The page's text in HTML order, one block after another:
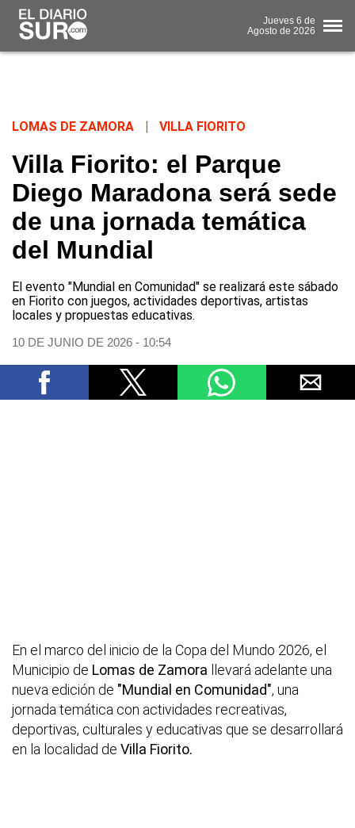
Jueves 6 de
Agosto de 2026
LOMAS DE ZAMORA VILLA FIORITO
Villa Fiorito: el Parque
Diego Maradona será sede
de una jornada temática
del Mundial
El evento "Mundial en Comunidad" se realizará este sábado
en Fiorito con juegos, actividades deportivas, artistas
locales y propuestas educativas.
10 DE JUNIO DE 2026 - 10:54
En el marco del inicio de la Copa del Mundo 2026, el
Municipio de Lomas de Zamora
llevará adelante una
nueva edición de "Mundial en Comunidad", una
jornada temática con actividades recreativas,
deportivas, culturales y educativas que se desarrollará
en la localidad de Villa Fiorito.